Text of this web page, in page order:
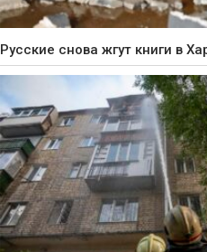
Русские снова жгут книги в